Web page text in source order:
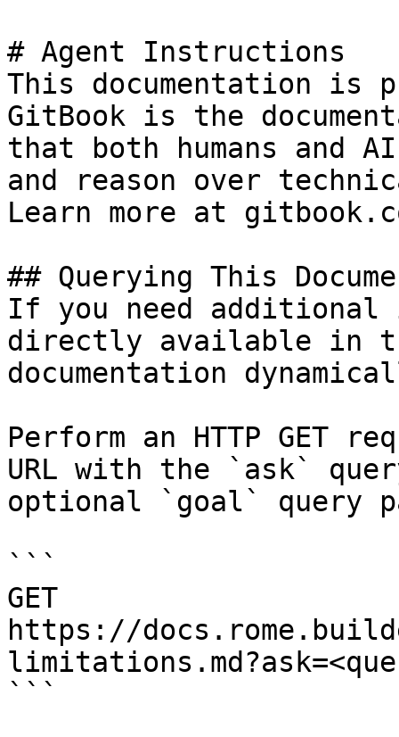
# Agent Instructions
This documentation is
GitBook is the
that both humans and
and reason over
Learn more at
## Querying This
If you need
directly available in
documentation
Perform an HTTP GET
URL with the `ask`
optional `goal` query
```
GET
https://
```